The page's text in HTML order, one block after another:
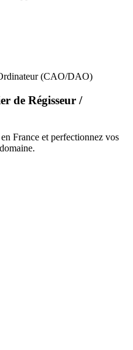
(CAO/DAO)
de Régisseur /
France et perfectionnez vos